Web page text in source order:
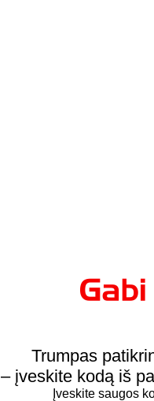
Trumpas
– įveskite kodą iš
Įveskite saugos